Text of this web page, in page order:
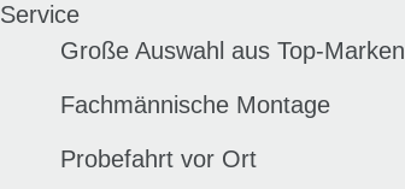
Service
Große Auswahl aus Top-Marken
Fachmännische Montage
Probefahrt vor Ort